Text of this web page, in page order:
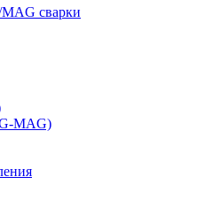
сварки
MAG)